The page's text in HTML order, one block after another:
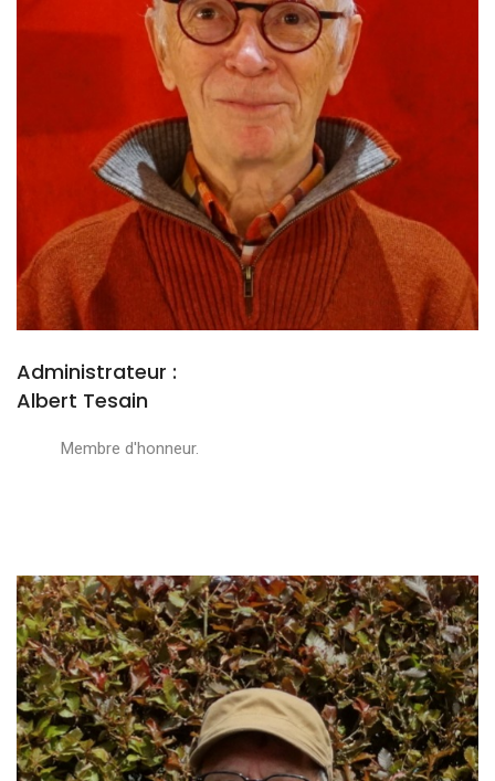
Administrateur :
Albert Tesain
Membre d'honneur.